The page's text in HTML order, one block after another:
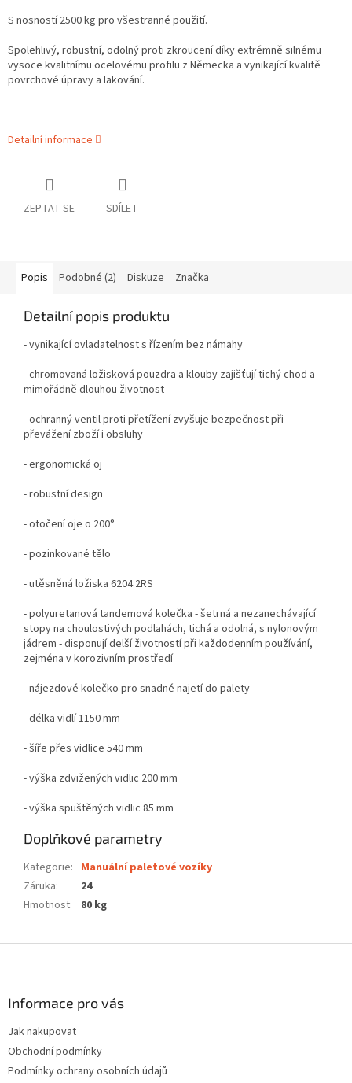
S nosností 2500 kg pro všestranné použití.
Spolehlivý, robustní, odolný proti zkroucení díky extrémně silnému
vysoce kvalitnímu ocelovému profilu z Německa a vynikající kvalitě
povrchové úpravy a lakování.
Detailní informace
ZEPTAT SE SDÍLET
Popis Podobné (2) Diskuze Značka
Detailní popis produktu
- vynikající ovladatelnost s řízením bez námahy
- chromovaná ložisková pouzdra a klouby zajišťují tichý chod a
mimořádně dlouhou životnost
- ochranný ventil proti přetížení zvyšuje bezpečnost při
převážení zboží i obsluhy
- ergonomická oj
- robustní design
- otočení oje o 200°
- pozinkované tělo
- utěsněná ložiska 6204 2RS
- polyuretanová tandemová kolečka - šetrná a nezanechávající
stopy na choulostivých podlahách, tichá a odolná, s nylonovým
jádrem - disponují delší životností při každodenním používání,
zejména v korozivním prostředí
- nájezdové kolečko pro snadné najetí do palety
- délka vidlí 1150 mm
- šíře přes vidlice 540 mm
- výška zdvižených vidlic 200 mm
- výška spuštěných vidlic 85 mm
Doplňkové parametry
Kategorie: Manuální paletové vozíky
Záruka:
24
Hmotnost: 80 kg
Informace pro vás
Jak nakupovat
Obchodní podmínky
Podmínky ochrany osobních údajů